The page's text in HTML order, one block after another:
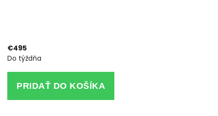
€495
Do týždňa
PRIDAŤ DO KOŠÍKA